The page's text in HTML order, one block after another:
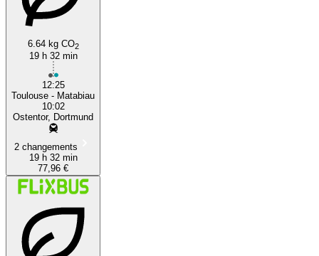
6.64 kg CO2
19 h 32 min
12:25
Toulouse - Matabiau
10:02
Ostentor, Dortmund
2 changements
19 h 32 min
77,96 €